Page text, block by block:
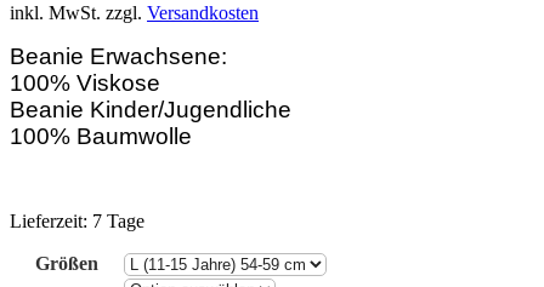
inkl. MwSt. zzgl. Versandkosten
Beanie Erwachsene:
100% Viskose
Beanie Kinder/Jugendliche
100% Baumwolle
Lieferzeit: 7 Tage
Größen